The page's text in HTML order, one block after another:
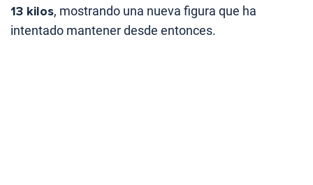
13 kilos, mostrando una nueva figura que ha
intentado mantener desde entonces.